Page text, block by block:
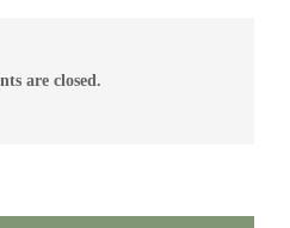
are closed.